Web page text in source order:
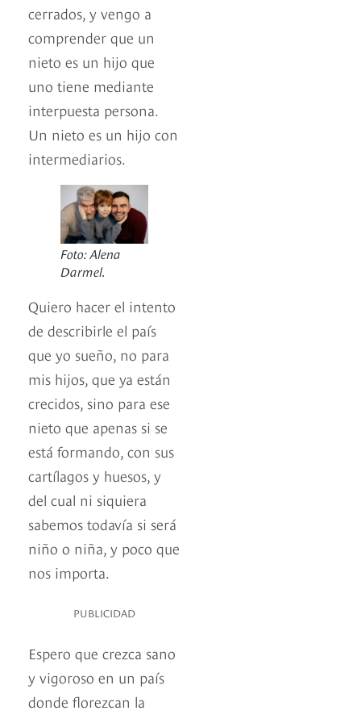
cerrados, y vengo a
comprender que un
nieto es un hijo que
uno tiene mediante
interpuesta persona.
Un nieto es un hijo con
intermediarios.
Foto: Alena
Darmel.
Quiero hacer el intento
de describirle el país
que yo sueño, no para
mis hijos, que ya están
crecidos, sino para ese
nieto que apenas si se
está formando, con sus
cartílagos y huesos, y
del cual ni siquiera
sabemos todavía si será
niño o niña, y poco que
nos importa.
PUBLICIDAD
Espero que crezca sano
y vigoroso en un país
donde florezcan la